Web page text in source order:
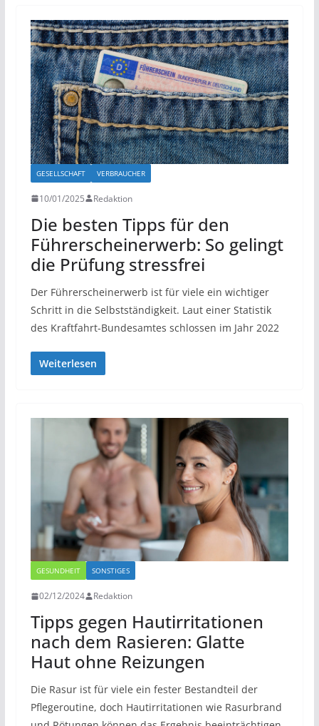
GESELLSCHAFT VERBRAUCHER
10/01/2025 Redaktion
Die besten Tipps für den
Führerscheinerwerb: So gelingt
die Prüfung stressfrei
Der Führerscheinerwerb ist für viele ein wichtiger
Schritt in die Selbstständigkeit. Laut einer Statistik
des Kraftfahrt-Bundesamtes schlossen im Jahr 2022
Weiterlesen
GESUNDHEIT SONSTIGES
02/12/2024 Redaktion
Tipps gegen Hautirritationen
nach dem Rasieren: Glatte
Haut ohne Reizungen
Die Rasur ist für viele ein fester Bestandteil der
Pflegeroutine, doch Hautirritationen wie Rasurbrand